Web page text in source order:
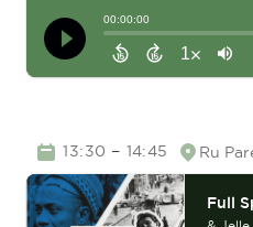
TIME13:30 – 14:45 Location
Ru
Full